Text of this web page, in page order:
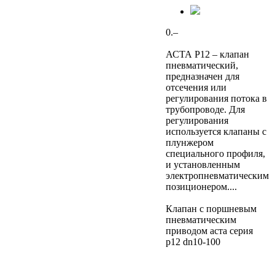
0.–
АСТА Р12 – клапан
пневматический,
предназначен для
отсечения или
регулирования потока в
трубопроводе. Для
регулирования
используется клапаны с
плунжером
специального профиля,
и установленным
электропневматическим
позиционером....
Клапан с поршневым
пневматическим
приводом аста серия
р12 dn10-100